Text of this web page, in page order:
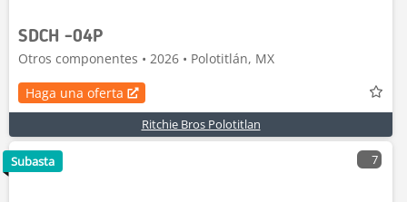
SDCH -04P
Otros componentes • 2026 • Polotitlán, MX
Haga una oferta
Ritchie Bros Polotitlan
7
Subasta